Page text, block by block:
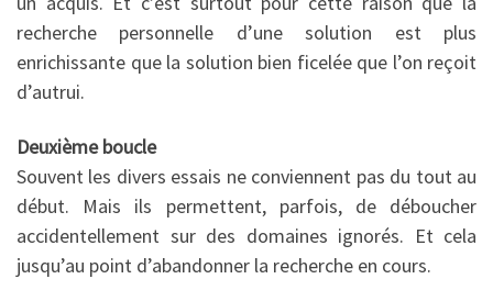
recherche personnelle d’une solution est plus
enrichissante que la solution bien ficelée que l’on reçoit
d’autrui.
Deuxième boucle
Souvent les divers essais ne conviennent pas du tout au
début. Mais ils permettent, parfois, de déboucher
accidentellement sur des domaines ignorés. Et cela
jusqu’au point d’abandonner la recherche en cours.